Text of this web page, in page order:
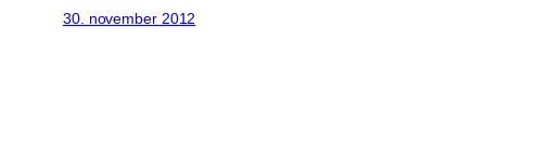
30. november 2012